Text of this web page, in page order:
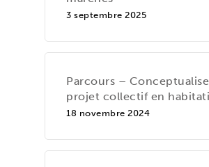
3 septembre 2025
Parcours –
projet collectif en
18 novembre 2024